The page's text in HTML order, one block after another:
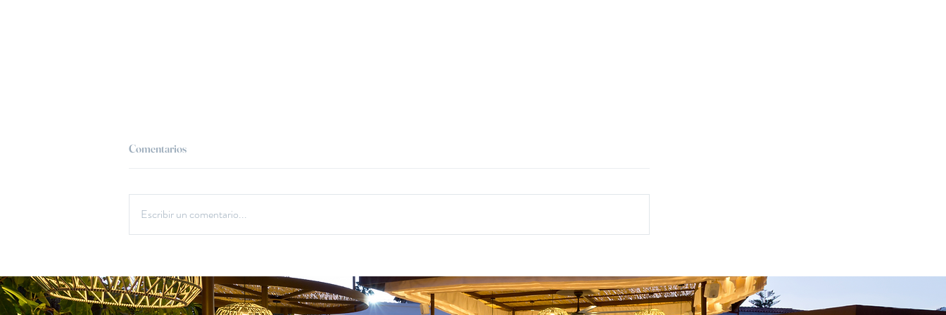
restaurante en La Cala de la
Fustera: El Rall es una visita
obligada
disfrutar juntos, sin prisas ni
Cataluña, extendiéndose también a la
Comentarios
Escribir un comentario...